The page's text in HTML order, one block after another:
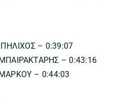
ΠΗΛΙΧΟΣ – 0:39:07
– 0:43:16
– 0:44:03